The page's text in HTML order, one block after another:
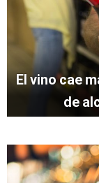
El vino cae
de